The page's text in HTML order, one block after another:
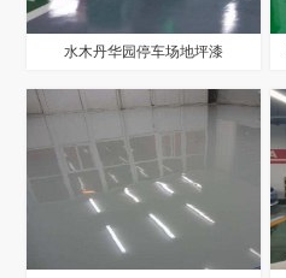
水木丹华园停车场地坪漆